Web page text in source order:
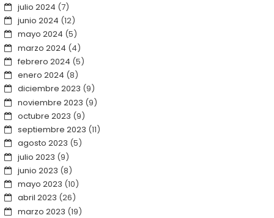
julio 2024 (7)
junio 2024 (12)
mayo 2024 (5)
marzo 2024 (4)
febrero 2024 (5)
enero 2024 (8)
diciembre 2023 (9)
noviembre 2023 (9)
octubre 2023 (9)
septiembre 2023 (11)
agosto 2023 (5)
julio 2023 (9)
junio 2023 (8)
mayo 2023 (10)
abril 2023 (26)
marzo 2023 (19)